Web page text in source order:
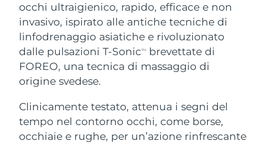
occhi ultraigienico, rapido, efficace e non
invasivo, ispirato alle antiche tecniche di
linfodrenaggio asiatiche e rivoluzionato
dalle pulsazioni T-SonicTM
brevettate di
FOREO, una tecnica di massaggio di
origine svedese.
Clinicamente testato, attenua i segni del
tempo nel contorno occhi, come borse,
occhiaie e rughe, per un’azione rinfrescante
LUNA™ 4 Plus
Massage, LED heating
For men, anti-aging massage
BEAR™ 2 go
Microcurrent toning on-the-go
Microcurrent line smoothing device
Idratazione
UFO™ 3 pacchetto
Deep facial hydration
Near-infrared and red light therapy
device
Igiene orale
issa™ 4
Hybrid silicone sonic toothbrush
issa™ 4 plus
Smart hybrid silicone sonic toothbrush
TRATTAMENTI ANTI-AGE FAQ™
Anti-age Trattamenti LED
Bosnia ed
Erzegovina
Consegna stimata 8/14/26
Brunei Consegna stimata
Bulgaria
Canada Consegna stimata8/15/26
Cile Consegna stimata8/15/26